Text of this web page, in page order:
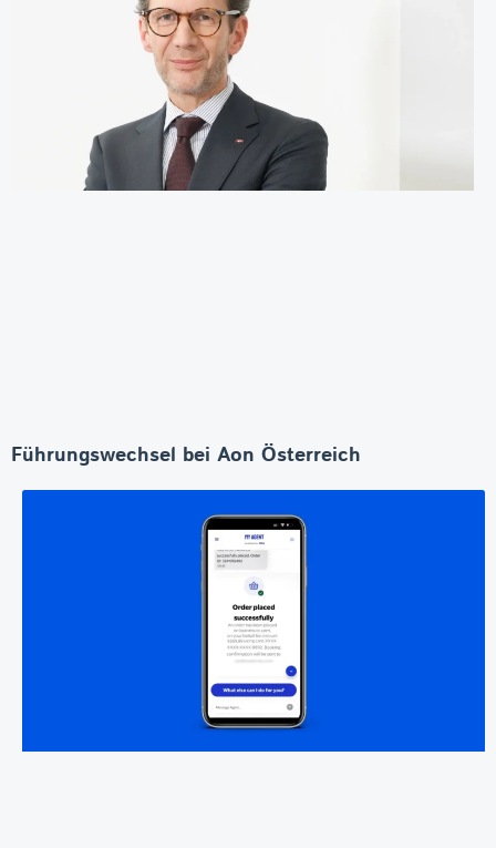
Führungswechsel bei Aon Österreich